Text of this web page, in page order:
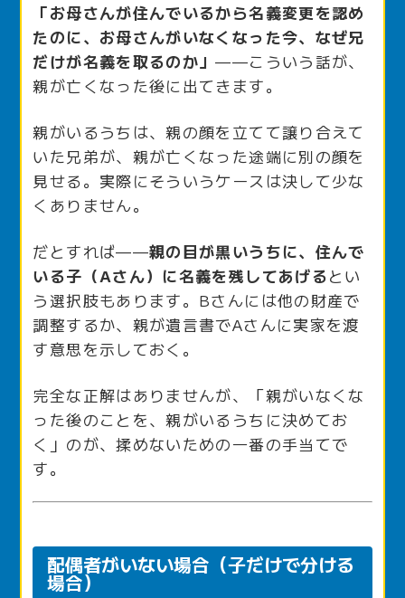
「お母さんが住んでいるから名義変更を認め
たのに、お母さんがいなくなった今、なぜ兄
だけが名義を取るのか」——こういう話が、
親が亡くなった後に出てきます。
親がいるうちは、親の顔を立てて譲り合えて
いた兄弟が、親が亡くなった途端に別の顔を
見せる。実際にそういうケースは決して少な
くありません。
だとすれば——親の目が黒いうちに、住んで
いる子（Aさん）に名義を残してあげる とい
う選択肢もあります。Bさんには他の財産で
調整するか、親が遺言書でAさんに実家を渡
す意思を示しておく。
完全な正解はありませんが、「親がいなくな
った後のことを、親がいるうちに決めてお
く」のが、揉めないための一番の手当てで
す。
配偶者がいない場合（子だけで分ける
場合）